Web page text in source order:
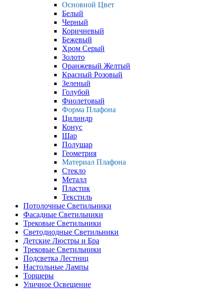
Основной Цвет
Белый
Черный
Коричневый
Бежевый
Хром Серый
Золото
Оранжевый Желтый
Красный Розовый
Зеленый
Голубой
Фиолетовый
Форма Плафона
Цилиндр
Конус
Шар
Полушар
Геометрия
Материал Плафона
Стекло
Металл
Пластик
Текстиль
Потолочные Светильники
Фасадные Светильники
Трековые Светильники
Светодиодные Светильники
Детские Люстры и Бра
Трековые Светильники
Подсветка Лестниц
Настольные Лампы
Торшеры
Уличное Освещение